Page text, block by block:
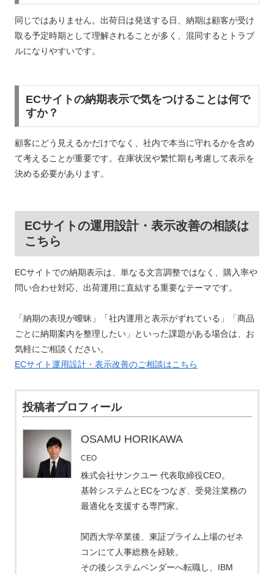
同じではありません。出荷日は発送する日、納期は顧客が受け
取る予定時期として理解されることが多く、混同するとトラブ
ルになりやすいです。
ECサイトの納期表示で気をつけることは何で
すか？
顧客にどう見えるかだけでなく、社内で本当に守れるかを含め
て考えることが重要です。在庫状況や繁忙期も考慮して表示を
決める必要があります。
ECサイトの運用設計・表示改善の相談は
こちら
ECサイトでの納期表示は、単なる文言調整ではなく、購入率や
問い合わせ対応、出荷運用に直結する重要なテーマです。
「納期の表現が曖昧」「社内運用と表示がずれている」「商品
ごとに納期案内を整理したい」といった課題がある場合は、お
気軽にご相談ください。
ECサイト運用設計・表示改善のご相談はこちら
投稿者プロフィール
OSAMU HORIKAWA
CEO
株式会社サンクユー 代表取締役CEO。
基幹システムとECをつなぎ、受発注業務の
最適化を支援する専門家。
関西大学卒業後、東証プライム上場のゼネ
コンにて人事総務を経験。
その後システムベンダーへ転職し、IBM